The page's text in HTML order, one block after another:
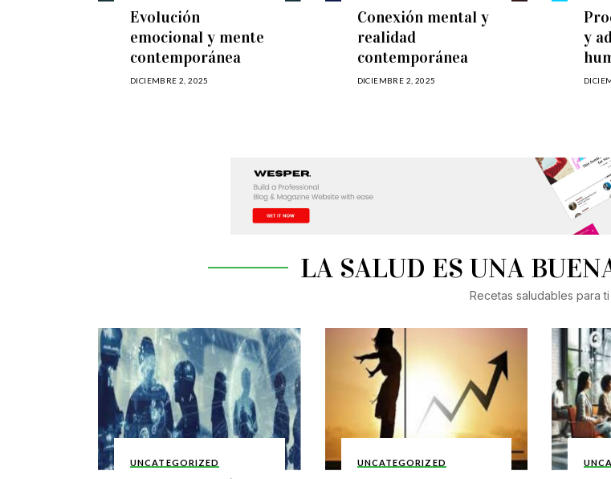
Evolución
emocional y mente
contemporánea
DICIEMBRE 2, 2025
Conexión mental y
realidad
contemporánea
DICIEMBRE 2, 2025
y
LA SALUD ES UNA
Recetas saludables para ti
UNCATEGORIZED UNCATEGORIZED